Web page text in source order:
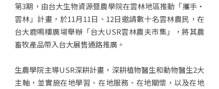
第3期，由台大生物資源暨農學院在雲林地區推動「攜手・
雲林」計畫，於11月11日、12日邀請數十名雲林農民，在
台大鹿鳴樓廣場舉辦「台大USR雲林農夫市集」，將其農
畜牧產品帶入台大展售通路推廣。
生農學院主導USR深耕計畫，深耕植物醫生和動物醫生2大
主軸，並實施在地學習、在地服務、在地關懷，以及在地